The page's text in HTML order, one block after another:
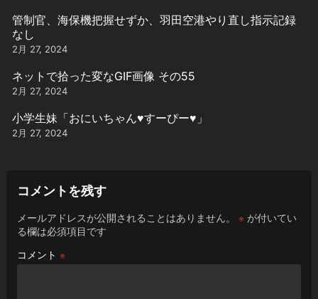
管制官、海保機把握せずか、羽田空港やり直し指示記録
なし
2月 27, 2024
ネットで拾った変なGIF画像 その55
2月 27, 2024
小学生妹「おにいちゃん♥️すーぴー♥️」
2月 27, 2024
コメントを残す
メールアドレスが公開されることはありません。 ※が付いてい
る欄は必須項目です
コメント ※